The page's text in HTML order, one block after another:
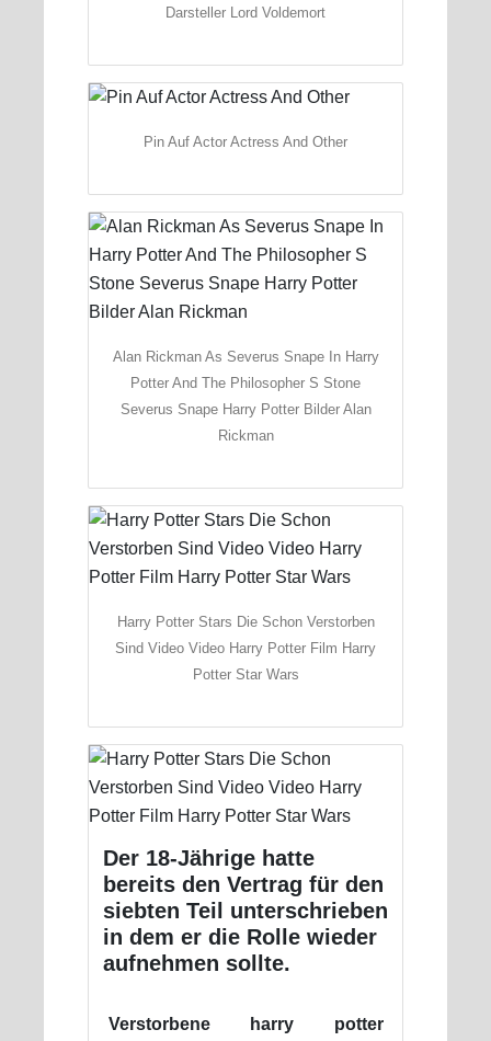
Darsteller Lord Voldemort
Pin Auf Actor Actress And Other
Alan Rickman As Severus Snape In Harry
Potter And The Philosopher S Stone
Severus Snape Harry Potter Bilder Alan
Rickman
Harry Potter Stars Die Schon Verstorben
Sind Video Video Harry Potter Film Harry
Potter Star Wars
Der 18-Jährige hatte
bereits den Vertrag für den
siebten Teil unterschrieben
in dem er die Rolle wieder
aufnehmen sollte.
Verstorbene harry potter